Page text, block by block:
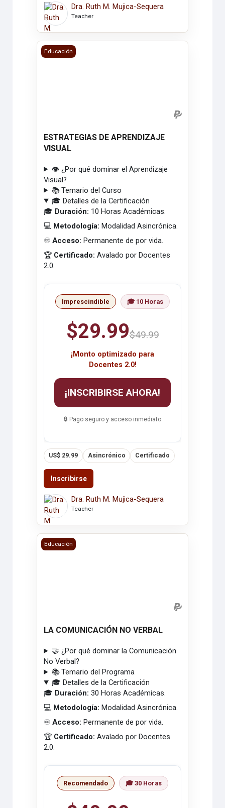
Dra. Ruth M. Mujica-Sequera
Teacher
ESTRATEGIAS DE APRENDIZAJE VISUAL
Educación
ESTRATEGIAS DE APRENDIZAJE
VISUAL
👁️ ¿Por qué dominar el Aprendizaje
Visual?
📚 Temario del Curso
🎓 Detalles de la Certificación
🎓 Duración: 10 Horas Académicas.
💻 Metodología: Modalidad Asincrónica.
♾️Acceso: Permanente de por vida.
🏆 Certificado: Avalado por Docentes
2.0.
Imprescindible 🎓 10 Horas
$29.99$49.99
¡Monto optimizado para
Docentes 2.0!
¡INSCRIBIRSE AHORA!
🔒 Pago seguro y acceso inmediato
US$ 29.99 Asincrónico Certificado
Inscribirse
Dra. Ruth M. Mujica-Sequera
Teacher
LA COMUNICACIÓN NO VERBAL
Educación
LA COMUNICACIÓN NO VERBAL
🤝 ¿Por qué dominar la Comunicación
No Verbal?
📚 Temario del Programa
🎓 Detalles de la Certificación
🎓 Duración: 30 Horas Académicas.
💻 Metodología: Modalidad Asincrónica.
♾️Acceso: Permanente de por vida.
🏆 Certificado: Avalado por Docentes
2.0.
Recomendado 🎓 30 Horas